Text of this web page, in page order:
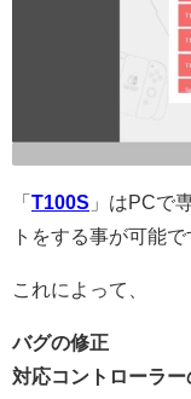
「 T100S 」はPCで
トをする事が可能で
これによって、
バグの修正
対応コントローラー